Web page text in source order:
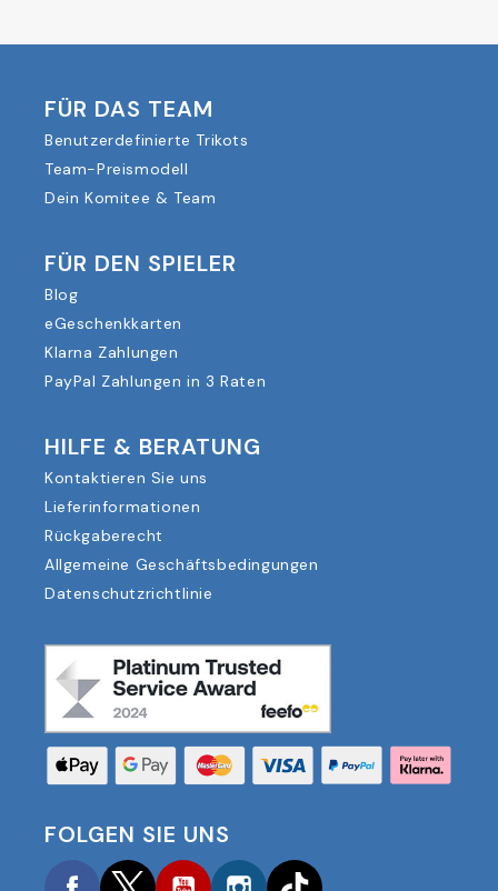
FÜR DAS TEAM
Benutzerdefinierte Trikots
Team-Preismodell
Dein Komitee & Team
FÜR DEN SPIELER
Blog
eGeschenkkarten
Klarna Zahlungen
PayPal Zahlungen in 3 Raten
HILFE & BERATUNG
Kontaktieren Sie uns
Lieferinformationen
Rückgaberecht
Allgemeine Geschäftsbedingungen
Datenschutzrichtlinie
FOLGEN SIE UNS
FacebookTwitterYouTubeInstagram